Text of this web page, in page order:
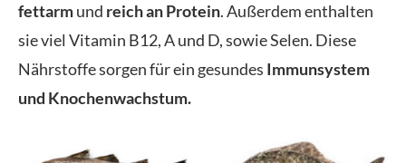
fettarmund reich an Protein. Außerdem enthalten
sie viel Vitamin B12, A und D, sowie Selen. Diese
Nährstoffe sorgen für ein gesundes Immunsystem
und Knochenwachstum.